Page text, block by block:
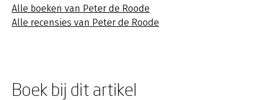
Alle boeken van Peter de Roode
Alle recensies van Peter de Roode
Boek bij dit artikel